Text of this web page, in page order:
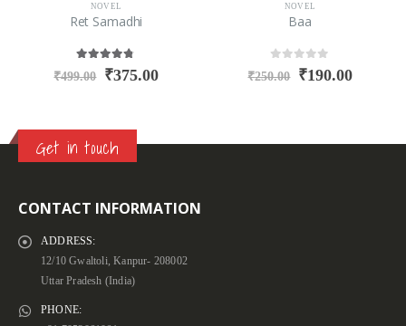
NOVEL
Ret Samadhi
out of 5
₹499.00 ₹375.00
NOVEL
Baa
out of 5
₹250.00 ₹190.00
Get in touch
CONTACT INFORMATION
ADDRESS:
12/10 Gwaltoli, Kanpur- 208002
Uttar Pradesh (India)
PHONE: